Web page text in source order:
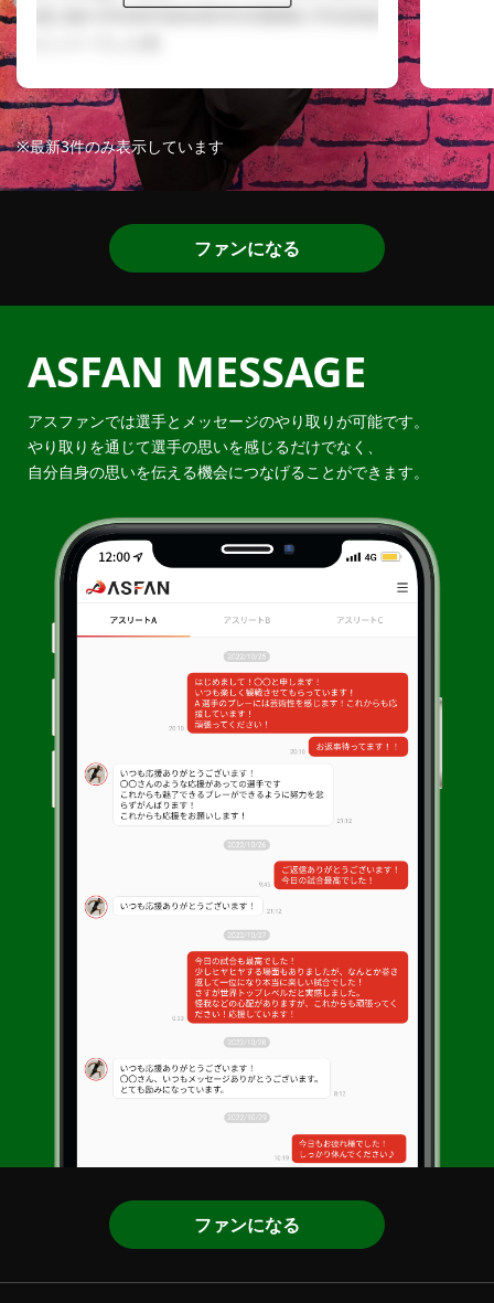
※最新3件のみ表示しています
ファンになる
ASFAN MESSAGE
アスファンでは選手とメッセージのやり取りが可能です。
やり取りを通じて選手の思いを感じるだけでなく、
自分自身の思いを伝える機会につなげることができます。
ファンになる